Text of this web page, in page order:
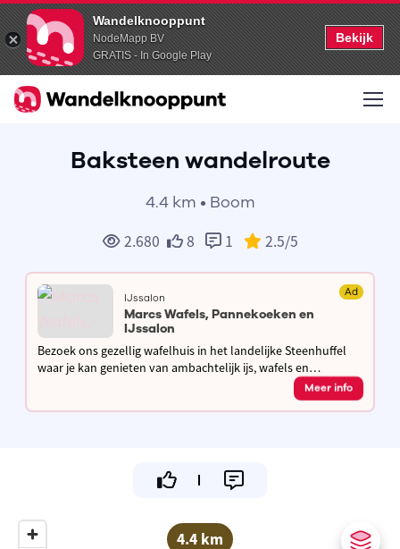
Wandelknooppunt
NodeMapp BV
GRATIS - In Google Play
Bekijk
Baksteen wandelroute
4.4 km • Boom
2.680 8 1 2.5/5
IJssalon Ad
Marcs Wafels, Pannekoeken en
IJssalon
Bezoek ons gezellig wafelhuis in het landelijke Steenhuffel
waar je kan genieten van ambachtelijk ijs, wafels en
pannenkoeken. Of kom even snel verfrissen met een ijsje aan
Meer info
4.4 km